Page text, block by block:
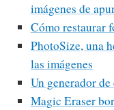
imágenes de
Cómo restaurar
PhotoSize, una
las imágenes
Un generador
Magic Eraser